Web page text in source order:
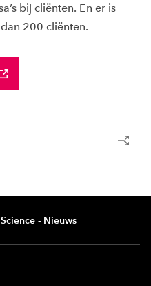
bij cliënten. En er is
200 cliënten.
- Nieuws